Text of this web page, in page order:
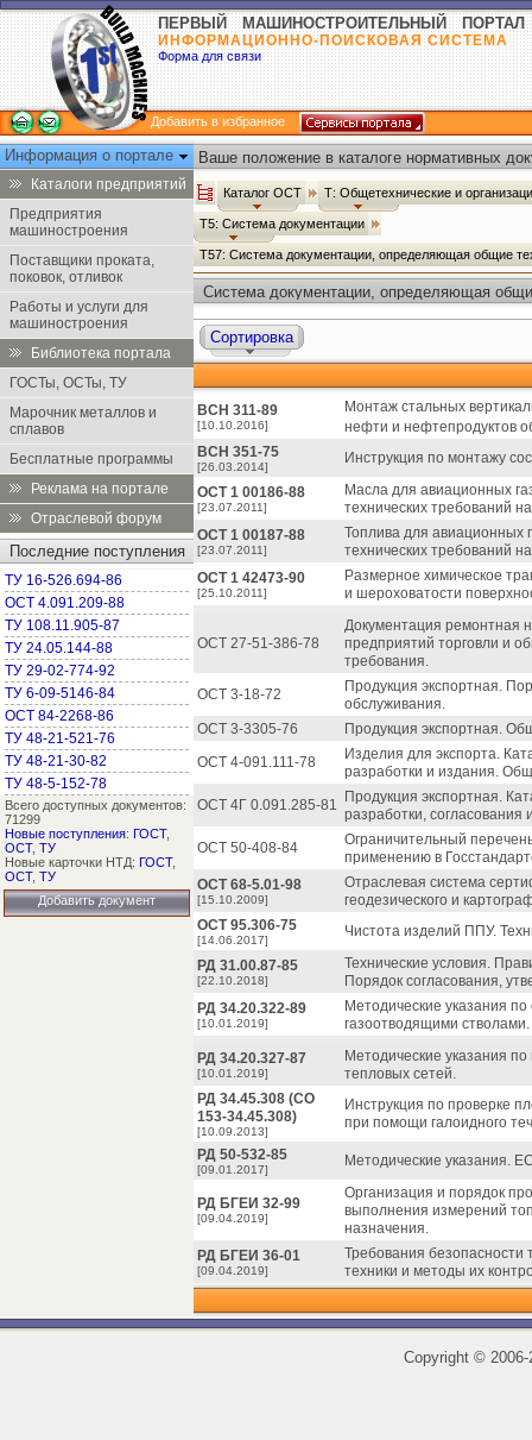
ПЕРВЫЙ МАШИНОСТРОИТЕЛЬНЫЙ ПОРТАЛ
ИНФОРМАЦИОННО-ПОИСКОВАЯ СИСТЕМА
Форма для связи
Добавить в избранное
Информация о портале
Каталоги предприятий
Предприятия
машиностроения
Поставщики проката,
поковок, отливок
Работы и услуги для
машиностроения
Библиотека портала
ГОСТы, ОСТы, ТУ
Марочник металлов и
сплавов
Бесплатные программы
Реклама на портале
Отраслевой форум
Последние поступления
ТУ 16-526.694-86
ОСТ 4.091.209-88
ТУ 108.11.905-87
ТУ 24.05.144-88
ТУ 29-02-774-92
ТУ 6-09-5146-84
ОСТ 84-2268-86
ТУ 48-21-521-76
ТУ 48-21-30-82
ТУ 48-5-152-78
Всего доступных документов:
71299
Новые поступления: ГОСТ,
ОСТ, ТУ
Новые карточки НТД: ГОСТ,
ОСТ, ТУ
Добавить документ
Ваше положение в каталоге нормативных
Каталог ОСТ Т: Общетехнические и
Т5: Система документации
Т57: Система документации, определяющая общие
Система документации, определяющая
Каталог ОСТ
Сортировка
ВСН 311-89
[10.10.2016]
Монтаж стальных
нефти и нефтепродуктов
ВСН 351-75
[26.03.2014]
Инструкция по монтажу
ОСТ 1 00186-88
[23.07.2011]
Масла для авиационных
технических требований
ОСТ 1 00187-88
[23.07.2011]
Топлива для авиационных
технических требований
ОСТ 1 42473-90
[25.10.2011]
Размерное химическое
и шероховатости
ОСТ 27-51-386-78
Документация ремонтная
предприятий торговли и
требования.
ОСТ 3-18-72
Продукция экспортная.
обслуживания.
ОСТ 3-3305-76
Продукция экспортная.
ОСТ 4-091.111-78
Изделия для экспорта.
разработки и издания.
ОСТ 4Г 0.091.285-81
Продукция экспортная.
разработки, согласования
ОСТ 50-408-84
Ограничительный
применению в
ОСТ 68-5.01-98
[15.10.2009]
Отраслевая система
геодезического и
ОСТ 95.306-75
[14.06.2017]
Чистота изделий ППУ.
РД 31.00.87-85
[22.10.2018]
Технические условия.
Порядок согласования,
РД 34.20.322-89
[10.01.2019]
Методические указания
газоотводящими стволами.
РД 34.20.327-87
[10.01.2019]
Методические указания
тепловых сетей.
РД 34.45.308 (СО
153-34.45.308)
[10.09.2013]
Инструкция по проверке
при помощи галоидного
РД 50-532-85
[09.01.2017]
Методические указания.
РД БГЕИ 32-99
[09.04.2019]
Организация и порядок
выполнения измерений
назначения.
РД БГЕИ 36-01
[09.04.2019]
Требования безопасности
техники и методы их
Copyright ©